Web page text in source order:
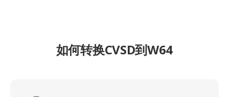
如何转换CVSD到W64